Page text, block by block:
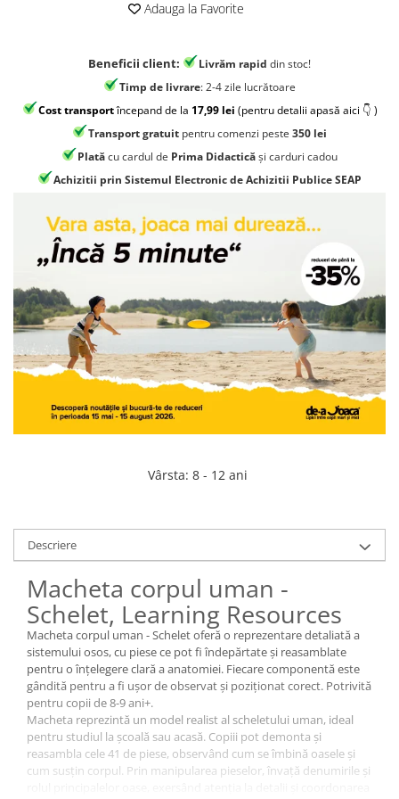
Jocuri Origami
Jocuri si jucarii educative
Jocuri STEAM
Jucarii interactive
Jucarii muzicale
Masinute si trenulete
Roboti de jucarie
Adauga la Favorite
Beneficii client: Livrăm rapid din stoc!
Timp de livrare: 2-4 zile lucrătoare
Cost transportîncepand de la 17,99 lei (pentru detalii apasă aici 👇 )
Transport gratuit pentru comenzi peste 350 lei
Platăcu cardul de Prima Didacticăși carduri cadou
Achizitii prin Sistemul Electronic de Achizitii Publice SEAP
Vârsta: 8 - 12 ani
Descriere
Macheta corpul uman -
Schelet, Learning Resources
Macheta corpul uman - Schelet oferă o reprezentare detaliată a
sistemului osos, cu piese ce pot fi îndepărtate și reasamblate
pentru o înțelegere clară a anatomiei. Fiecare componentă este
gândită pentru a fi ușor de observat și poziționat corect. Potrivită
pentru copii de 8-9 ani+.
Macheta reprezintă un model realist al scheletului uman, ideal
pentru studiul la școală sau acasă. Copiii pot demonta și
reasambla cele 41 de piese, observând cum se îmbină oasele și
cum susțin corpul. Prin manipularea pieselor, învață denumirile și